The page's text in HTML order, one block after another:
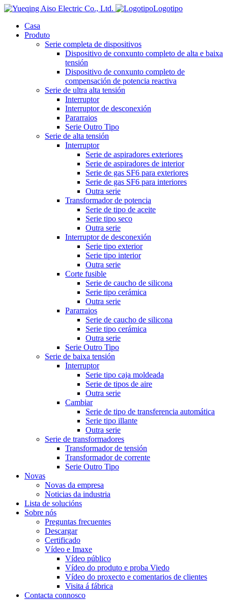
Logotipo
Casa
Produto
Serie completa de dispositivos
Dispositivo de conxunto completo de alta e baixa
tensión
Dispositivo de conxunto completo de
compensación de potencia reactiva
Serie de ultra alta tensión
Interruptor
Interruptor de desconexión
Pararraios
Serie Outro Tipo
Serie de alta tensión
Interruptor
Serie de aspiradores exteriores
Serie de aspiradores de interior
Serie de gas SF6 para exteriores
Serie de gas SF6 para interiores
Outra serie
Transformador de potencia
Serie de tipo de aceite
Serie tipo seco
Outra serie
Interruptor de desconexión
Serie tipo exterior
Serie tipo interior
Outra serie
Corte fusible
Serie de caucho de silicona
Serie tipo cerámica
Outra serie
Pararraios
Serie de caucho de silicona
Serie tipo cerámica
Outra serie
Serie Outro Tipo
Serie de baixa tensión
Interruptor
Serie tipo caja moldeada
Serie de tipos de aire
Outra serie
Cambiar
Serie de tipo de transferencia automática
Serie tipo illante
Outra serie
Serie de transformadores
Transformador de tensión
Transformador de corrente
Serie Outro Tipo
Novas
Novas da empresa
Noticias da industria
Lista de solucións
Sobre nós
Preguntas frecuentes
Descargar
Certificado
Vídeo e Imaxe
Vídeo público
Vídeo do produto e proba Viedo
Vídeo do proxecto e comentarios de clientes
Visita á fábrica
Contacta connosco